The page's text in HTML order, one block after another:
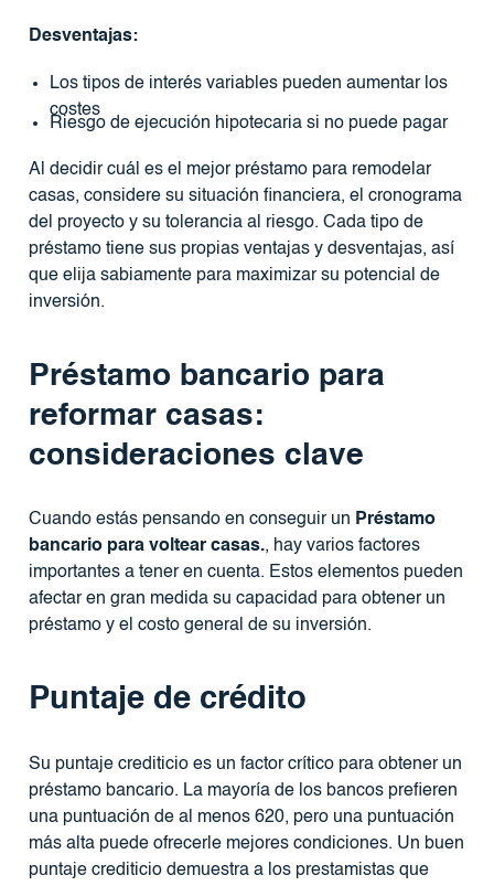
Desventajas:
Los tipos de interés variables pueden aumentar los
costes
Riesgo de ejecución hipotecaria si no puede pagar
Al decidir cuál es el mejor préstamo para remodelar
casas, considere su situación financiera, el cronograma
del proyecto y su tolerancia al riesgo. Cada tipo de
préstamo tiene sus propias ventajas y desventajas, así
que elija sabiamente para maximizar su potencial de
inversión.
Préstamo bancario para
reformar casas:
consideraciones clave
Cuando estás pensando en conseguir un Préstamo
bancario para voltear casas., hay varios factores
importantes a tener en cuenta. Estos elementos pueden
afectar en gran medida su capacidad para obtener un
préstamo y el costo general de su inversión.
Puntaje de crédito
Su puntaje crediticio es un factor crítico para obtener un
préstamo bancario. La mayoría de los bancos prefieren
una puntuación de al menos 620, pero una puntuación
más alta puede ofrecerle mejores condiciones. Un buen
puntaje crediticio demuestra a los prestamistas que